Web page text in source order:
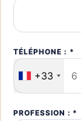
TÉLÉPHONE : *
+33
PROFESSION : *